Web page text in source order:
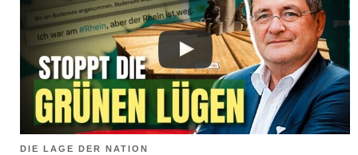
DIE LAGE DER NATION